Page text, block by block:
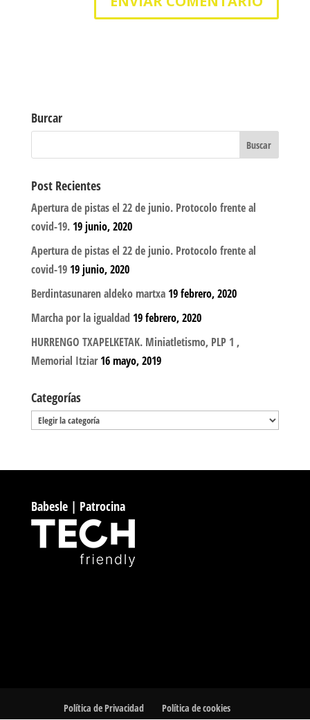
Burcar
Post Recientes
Apertura de pistas el 22 de junio. Protocolo frente al
covid-19. 19 junio, 2020
Apertura de pistas el 22 de junio. Protocolo frente al
covid-19 19 junio, 2020
Berdintasunaren aldeko martxa 19 febrero, 2020
Marcha por la igualdad 19 febrero, 2020
HURRENGO TXAPELKETAK. Miniatletismo, PLP 1 ,
Memorial Itziar 16 mayo, 2019
Categorías
Categorías
Babesle | Patrocina
Política de Privacidad Política de cookies